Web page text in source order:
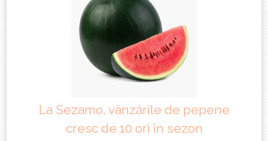
La Sezamo, vânzările de pepene
cresc de 10 ori în sezon